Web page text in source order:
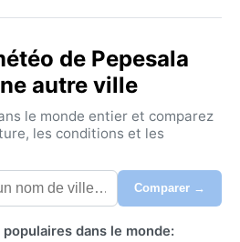
de Pepesala
autre ville
le monde entier et comparez
les conditions et les
Comparer →
dans le monde: